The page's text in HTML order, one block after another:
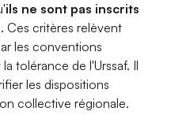
ils ne sont pas inscrits
. Ces critères relèvent
les conventions
tolérance de l'Urssaf. Il
les dispositions
collective régionale.